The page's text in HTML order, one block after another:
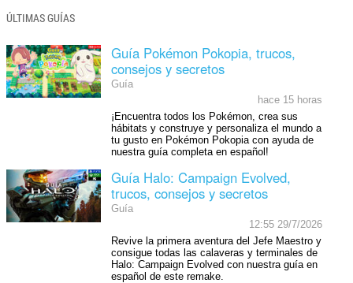
ÚLTIMAS GUÍAS
Guía Pokémon Pokopia, trucos,
consejos y secretos
Guía
hace 15 horas
¡Encuentra todos los Pokémon, crea sus
hábitats y construye y personaliza el mundo a
tu gusto en Pokémon Pokopia con ayuda de
nuestra guía completa en español!
Guía Halo: Campaign Evolved,
trucos, consejos y secretos
Guía
12:55 29/7/2026
Revive la primera aventura del Jefe Maestro y
consigue todas las calaveras y terminales de
Halo: Campaign Evolved con nuestra guía en
español de este remake.